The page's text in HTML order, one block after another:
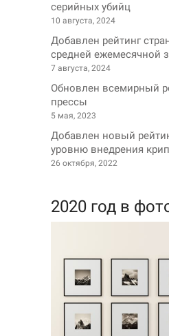
серийных убийц
10 августа, 2024
Добавлен рейтинг
средней ежемесячной
7 августа, 2024
Обновлен всемирный
прессы
5 мая, 2023
Добавлен новый
уровню внедрения
26 октября, 2022
2020 год в